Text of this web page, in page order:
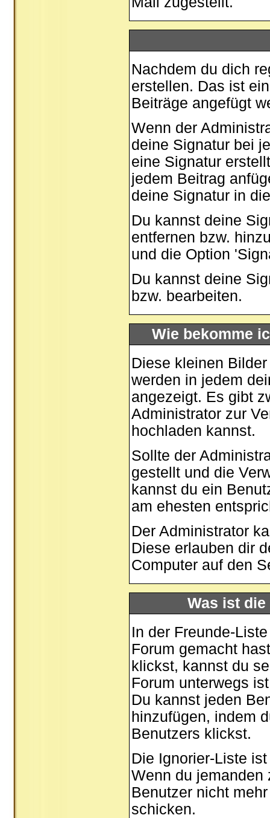
Nachdem du dich
erstellen. Das ist
Beiträge angefügt
Wenn der
deine Signatur bei
eine Signatur
jedem Beitrag
deine Signatur in
Du kannst deine
entfernen bzw.
und die Option
Du kannst deine
bzw. bearbeiten.
Wie bekomme
Diese kleinen
werden in jedem
angezeigt. Es gibt
Administrator zur
hochladen kannst.
Sollte der
gestellt und die
kannst du ein
am ehesten
Der Administrator
Diese erlauben dir
Computer auf den
Was ist
In der Freunde-
Forum gemacht
klickst, kannst du
Forum unterwegs
Du kannst jeden
hinzufügen, indem
Benutzers klickst.
Die Ignorier-Liste
Wenn du jemanden
Benutzer nicht
schicken.